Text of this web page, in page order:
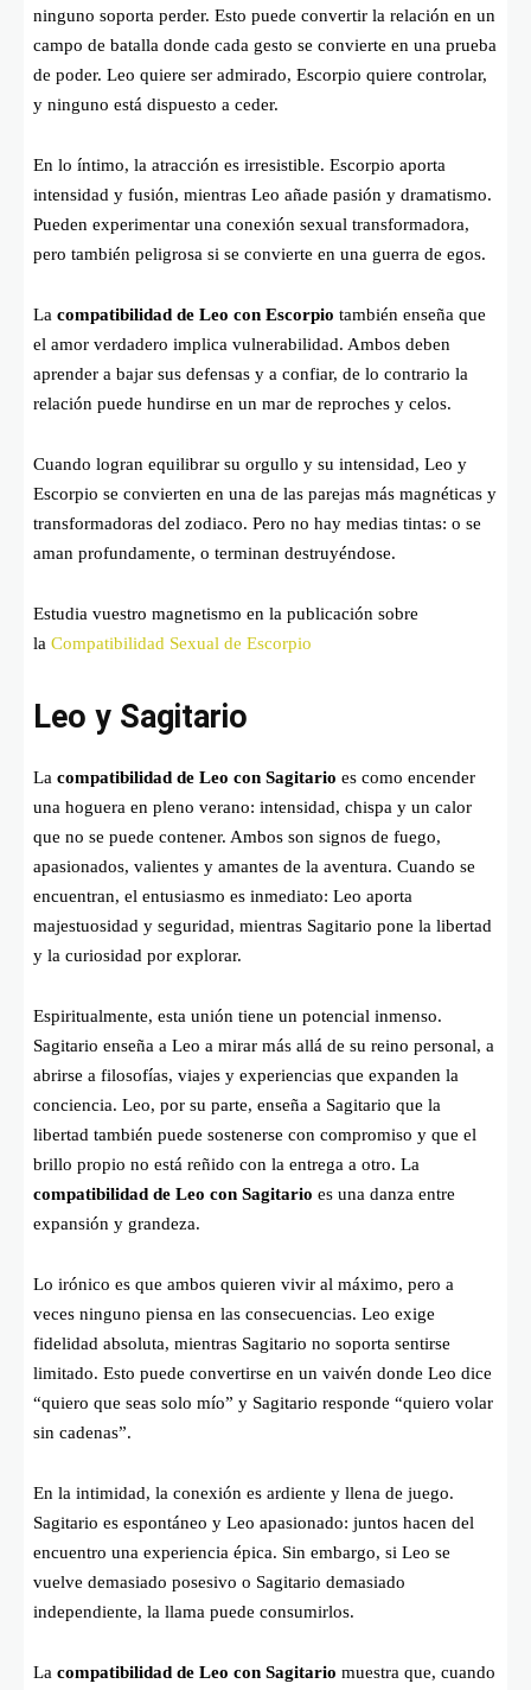
ninguno soporta perder. Esto puede convertir la relación en un
campo de batalla donde cada gesto se convierte en una prueba
de poder. Leo quiere ser admirado, Escorpio quiere controlar,
y ninguno está dispuesto a ceder.
En lo íntimo, la atracción es irresistible. Escorpio aporta
intensidad y fusión, mientras Leo añade pasión y dramatismo.
Pueden experimentar una conexión sexual transformadora,
pero también peligrosa si se convierte en una guerra de egos.
La compatibilidad de Leo con Escorpio también enseña que
el amor verdadero implica vulnerabilidad. Ambos deben
aprender a bajar sus defensas y a confiar, de lo contrario la
relación puede hundirse en un mar de reproches y celos.
Cuando logran equilibrar su orgullo y su intensidad, Leo y
Escorpio se convierten en una de las parejas más magnéticas y
transformadoras del zodiaco. Pero no hay medias tintas: o se
aman profundamente, o terminan destruyéndose.
Estudia vuestro magnetismo en la publicación sobre
la Compatibilidad Sexual de Escorpio
Leo y Sagitario
La compatibilidad de Leo con Sagitario es como encender
una hoguera en pleno verano: intensidad, chispa y un calor
que no se puede contener. Ambos son signos de fuego,
apasionados, valientes y amantes de la aventura. Cuando se
encuentran, el entusiasmo es inmediato: Leo aporta
majestuosidad y seguridad, mientras Sagitario pone la libertad
y la curiosidad por explorar.
Espiritualmente, esta unión tiene un potencial inmenso.
Sagitario enseña a Leo a mirar más allá de su reino personal, a
abrirse a filosofías, viajes y experiencias que expanden la
conciencia. Leo, por su parte, enseña a Sagitario que la
libertad también puede sostenerse con compromiso y que el
brillo propio no está reñido con la entrega a otro. La
compatibilidad de Leo con Sagitario es una danza entre
expansión y grandeza.
Lo irónico es que ambos quieren vivir al máximo, pero a
veces ninguno piensa en las consecuencias. Leo exige
fidelidad absoluta, mientras Sagitario no soporta sentirse
limitado. Esto puede convertirse en un vaivén donde Leo dice
“quiero que seas solo mío” y Sagitario responde “quiero volar
sin cadenas”.
En la intimidad, la conexión es ardiente y llena de juego.
Sagitario es espontáneo y Leo apasionado: juntos hacen del
encuentro una experiencia épica. Sin embargo, si Leo se
vuelve demasiado posesivo o Sagitario demasiado
independiente, la llama puede consumirlos.
La compatibilidad de Leo con Sagitario muestra que, cuando